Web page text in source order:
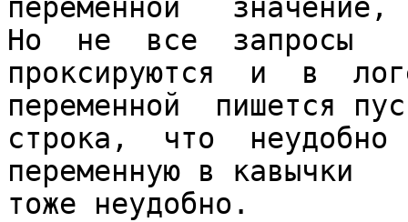
переменной
Но  не  все  запросы
проксируются  и  в
переменной  пишется
строка,  что
переменную в кавычки
тоже неудобно.